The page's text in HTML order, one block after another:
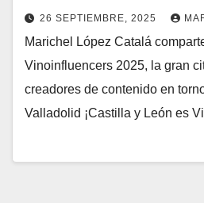
26 SEPTIEMBRE, 2025
Marichel López Catalá
Vinoinfluencers 2025, la gran
creadores de contenido en
Valladolid ¡Castilla y León es